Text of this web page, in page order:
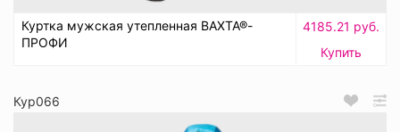
Куртка мужская утепленная ВАХТА®-
ПРОФИ
4185.21 руб.
Купить
Кур066